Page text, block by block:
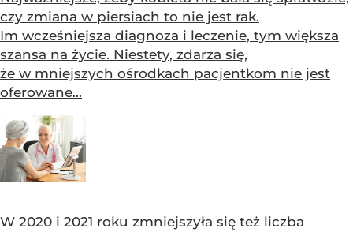
czy zmiana w piersiach to nie jest rak.
Im wcześniejsza diagnoza i leczenie, tym większa
szansa na życie. Niestety, zdarza się,
że w mniejszych ośrodkach pacjentkom nie jest
oferowane...
W 2020 i 2021 roku zmniejszyła się też liczba